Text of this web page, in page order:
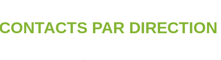
CONTACTS PAR DIRECTION